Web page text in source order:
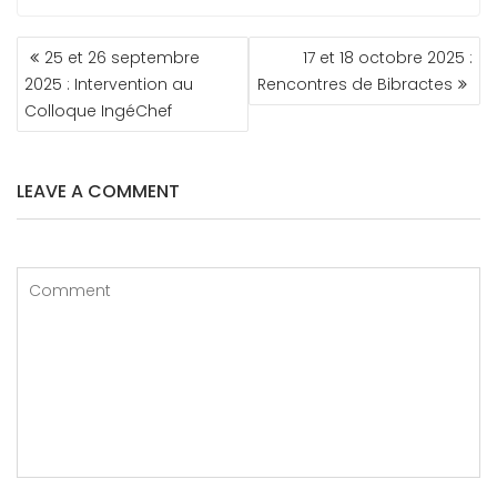
25 et 26 septembre
2025 : Intervention au
Colloque IngéChef
17 et 18 octobre 2025 :
Rencontres de Bibractes
LEAVE A COMMENT